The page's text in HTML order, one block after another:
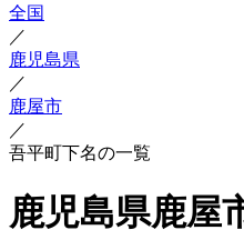
全国
／
鹿児島県
／
鹿屋市
／
吾平町下名の一覧
鹿児島県鹿屋